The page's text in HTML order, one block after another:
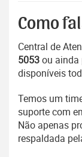
Como
Central de
5053ou ainda
disponíveis
Temos um
suporte com
Não apenas
respaldada